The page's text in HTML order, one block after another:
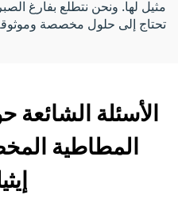
مثيل لها. ونحن نتطلع بفارغ
تحتاج إلى حلول مخصصة وموثوقة
الأسئلة
المطاطية